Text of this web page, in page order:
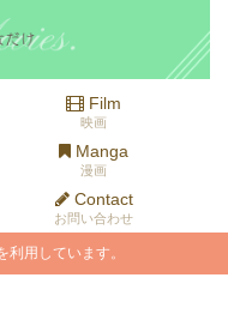
Film
映画
Manga
漫画
Contact
お問い合わせ
用しています。